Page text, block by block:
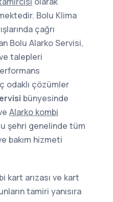
Bolu Klima
çağrı
Bolu Alarko Servisi,
talepleri
odaklı çözümler
bünyesinde
Alarko kombi
şehri genelinde tüm
bakım hizmeti
kart arızası ve kart
tamiri yanısıra